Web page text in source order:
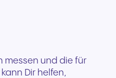
messen und die für
Dir helfen,